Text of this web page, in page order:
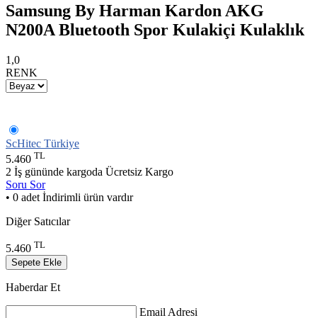
Samsung By Harman Kardon AKG
N200A Bluetooth Spor Kulakiçi Kulaklık
1,0
RENK
ScHitec Türkiye
5.460 TL
2 İş gününde kargoda Ücretsiz Kargo
Soru Sor
• 0 adet İndirimli ürün vardır
Diğer Satıcılar
5.460 TL
Sepete Ekle
Haberdar Et
Email Adresi